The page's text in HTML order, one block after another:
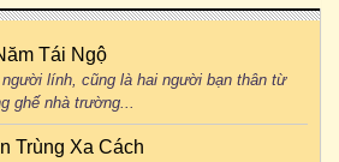
Tái Ngộ
lính, cũng là hai người bạn thân từ
ghế nhà trường...
Trùng Xa Cách